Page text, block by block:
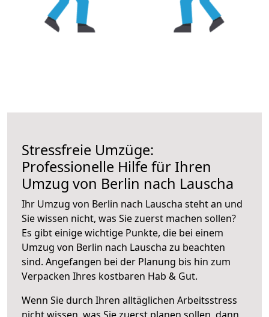
Stressfreie Umzüge:
Professionelle Hilfe für Ihren
Umzug von Berlin nach Lauscha
Ihr Umzug von Berlin nach Lauscha steht an und
Sie wissen nicht, was Sie zuerst machen sollen?
Es gibt einige wichtige Punkte, die bei einem
Umzug von Berlin nach Lauscha zu beachten
sind. Angefangen bei der Planung bis hin zum
Verpacken Ihres kostbaren Hab & Gut.
Wenn Sie durch Ihren alltäglichen Arbeitsstress